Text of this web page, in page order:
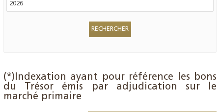
(*)Indexation ayant pour référence les bons
du Trésor émis par adjudication sur le
marché primaire